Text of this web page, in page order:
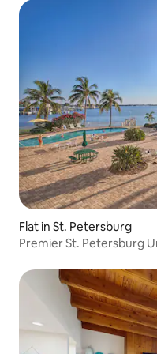
Flat in St. Petersburg
Premier St. Petersburg